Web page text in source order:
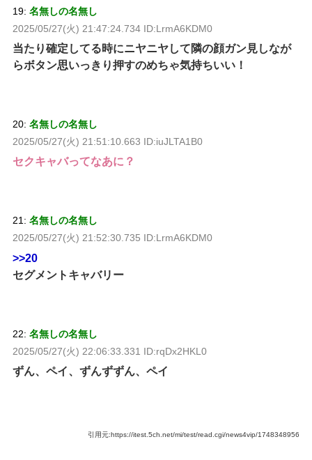
19: 名無しの名無し
2025/05/27(火) 21:47:24.734 ID:LrmA6KDM0
当たり確定してる時にニヤニヤして隣の顔ガン見しなが
らボタン思いっきり押すのめちゃ気持ちいい！
20: 名無しの名無し
2025/05/27(火) 21:51:10.663 ID:iuJLTA1B0
セクキャバってなあに？
21: 名無しの名無し
2025/05/27(火) 21:52:30.735 ID:LrmA6KDM0
>>20
セグメントキャバリー
22: 名無しの名無し
2025/05/27(火) 22:06:33.331 ID:rqDx2HKL0
ずん、ペイ、ずんずずん、ペイ
引用元:https://itest.5ch.net/mi/test/read.cgi/news4vip/1748348956